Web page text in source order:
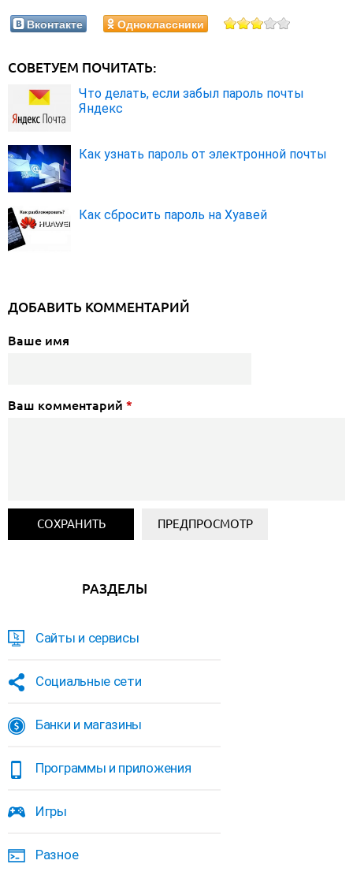
Вконтакте Одноклассники
СОВЕТУЕМ ПОЧИТАТЬ:
Что делать, если забыл пароль почты
Яндекс
Как узнать пароль от электронной почты
Как сбросить пароль на Хуавей
ДОБАВИТЬ КОММЕНТАРИЙ
Ваше имя
Ваш комментарий *
РАЗДЕЛЫ
Сайты и сервисы
Социальные сети
Банки и магазины
Программы и приложения
Игры
Разное